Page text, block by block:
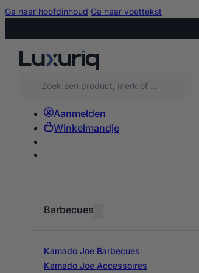
Ga naar hoofdinhoud Ga naar voettekst
Aanmelden
Winkelmandje
Barbecues
Kamado Joe Barbecues
Kamado Joe Accessoires